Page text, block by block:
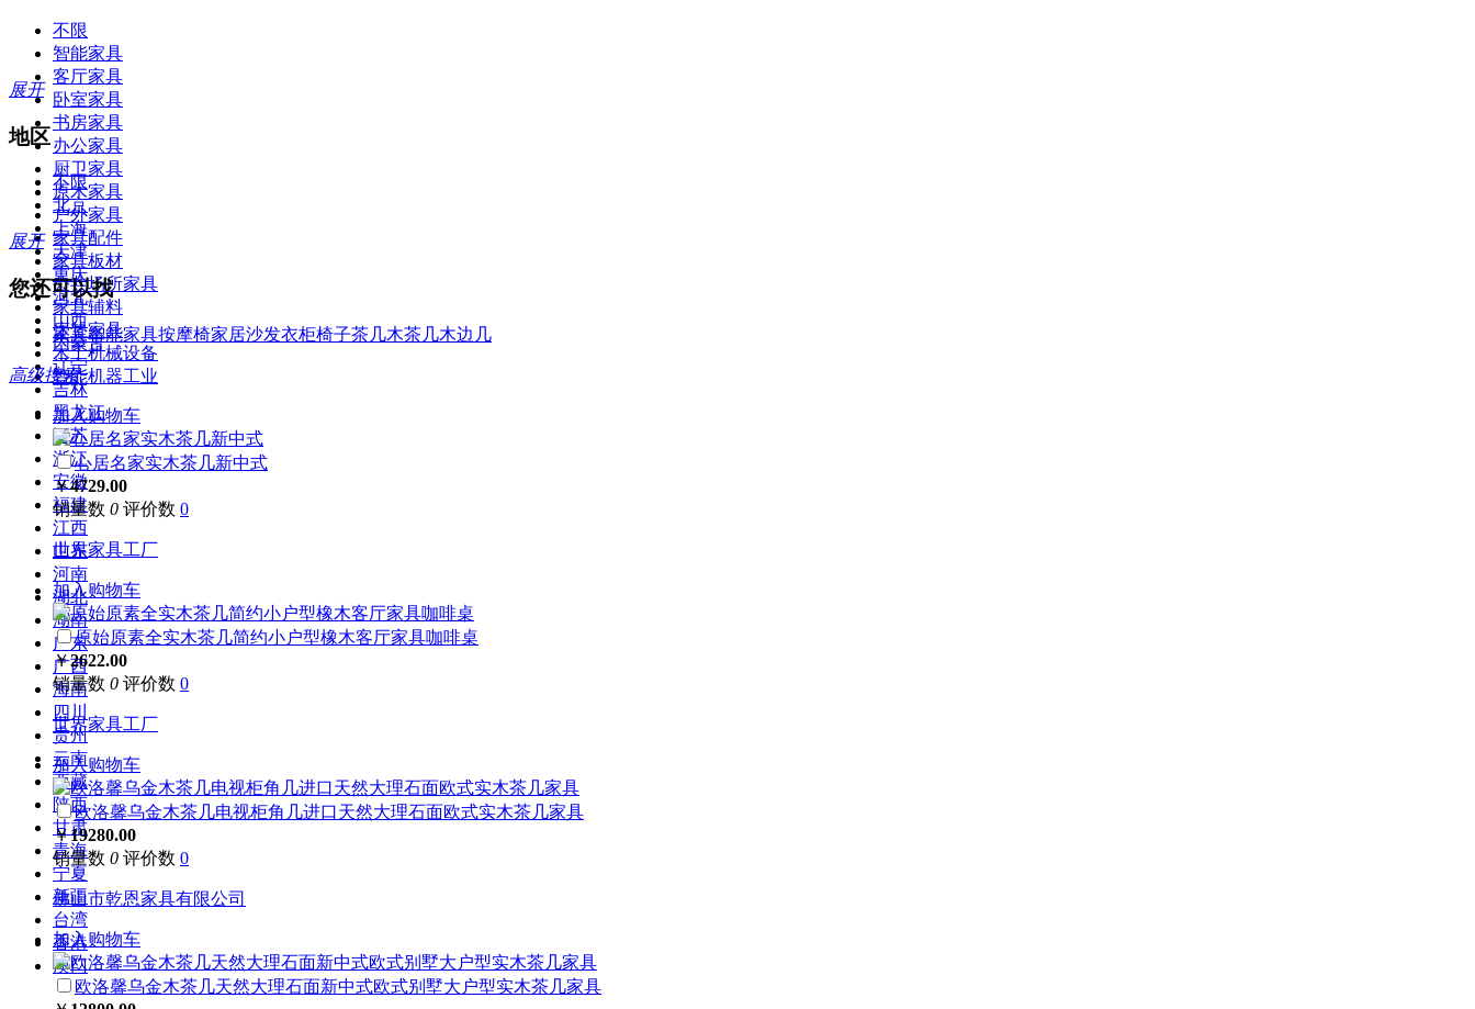
不限
智能家具
客厅家具
卧室家具
书房家具
办公家具
厨卫家具
原木家具
户外家具
家具配件
家具板材
公共场所家具
家具辅料
床垫家具
木工机械设备
智能机器工业
展开
地区
不限
北京
上海
天津
重庆
河北
山西
内蒙古
辽宁
吉林
黑龙江
江苏
浙江
安徽
福建
江西
山东
河南
湖北
湖南
广东
广西
海南
四川
贵州
云南
西藏
陕西
甘肃
青海
宁夏
新疆
台湾
香港
澳门
展开
您还可以找
家具智能家具按摩椅家居沙发衣柜椅子茶几木茶几木边几
高级搜索
加入购物车
心居名家实木茶几新中式
￥4729.00
销量数 0 评价数 0
世界家具工厂
加入购物车
原始原素全实木茶几简约小户型橡木客厅家具咖啡桌
￥2622.00
销量数 0 评价数 0
世界家具工厂
加入购物车
欧洛馨乌金木茶几电视柜角几进口天然大理石面欧式实木茶几家具
￥19280.00
销量数 0 评价数 0
佛山市乾恩家具有限公司
加入购物车
欧洛馨乌金木茶几天然大理石面新中式欧式别墅大户型实木茶几家具